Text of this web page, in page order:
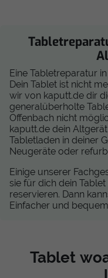
Eine Tabletreparatur
Dein Tablet ist nicht
wir von kaputt.de dir
generalüberholte
Offenbach nicht
kaputt.de dein
Tabletladen in deiner
Neugeräte oder
Einige unserer
sie für dich dein
reservieren. Dann
Einfacher und
Tablet